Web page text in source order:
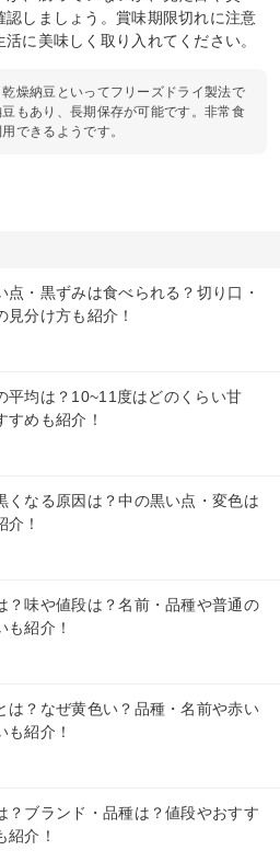
しましょう。賞味期限切れに注意
に美味しく取り入れてください。
燥納豆といってフリーズドライ製法で
もあり、長期保存が可能です。非常食
できるようです。
点・黒ずみは食べられる？切り口・
見分け方も紹介！
平均は？10~11度はどのくらい甘
すめも紹介！
くなる原因は？中の黒い点・変色は
介！
？味や値段は？名前・品種や普通の
も紹介！
は？なぜ黄色い？品種・名前や赤い
も紹介！
？ブランド・品種は？値段やおすす
紹介！